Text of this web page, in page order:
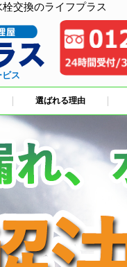
交換のライフプラス
ス
選ばれる理由